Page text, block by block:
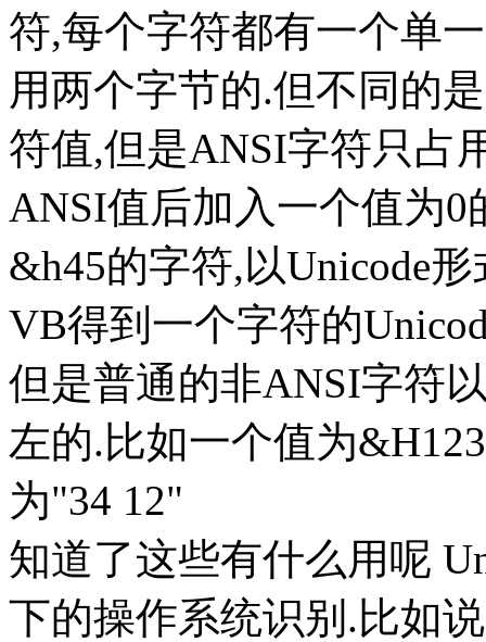
符,每个字符都有一个单
用两个字节的.但不同的
符值,但是ANSI字符只占
ANSI值后加入一个值为
&h45的字符,以Unicode
VB得到一个字符的
但是普通的非ANSI字符
左的.比如一个值为
为"34 12"
知道了这些有什么用呢
下的操作系统识别.比如